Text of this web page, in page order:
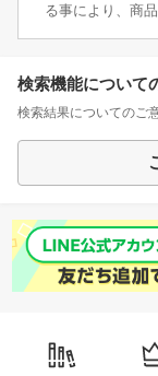
る事により、商
検索機能について
検索結果についてのご